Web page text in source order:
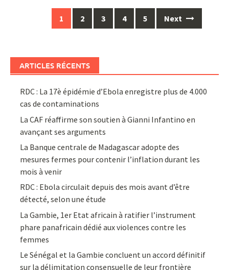
navigation
1 2 3 4 5 Next
ARTICLES RÉCENTS
RDC : La 17è épidémie d’Ebola enregistre plus de 4.000
cas de contaminations
La CAF réaffirme son soutien à Gianni Infantino en
avançant ses arguments
La Banque centrale de Madagascar adopte des
mesures fermes pour contenir l’inflation durant les
mois à venir
RDC : Ebola circulait depuis des mois avant d’être
détecté, selon une étude
La Gambie, 1er Etat africain à ratifier l’instrument
phare panafricain dédié aux violences contre les
femmes
Le Sénégal et la Gambie concluent un accord définitif
sur la délimitation consensuelle de leur frontière